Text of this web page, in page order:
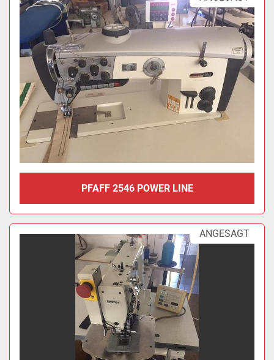
PFAFF 2546 POWER LINE
ANGESAGT